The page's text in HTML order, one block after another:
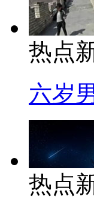
热点
六岁
热点